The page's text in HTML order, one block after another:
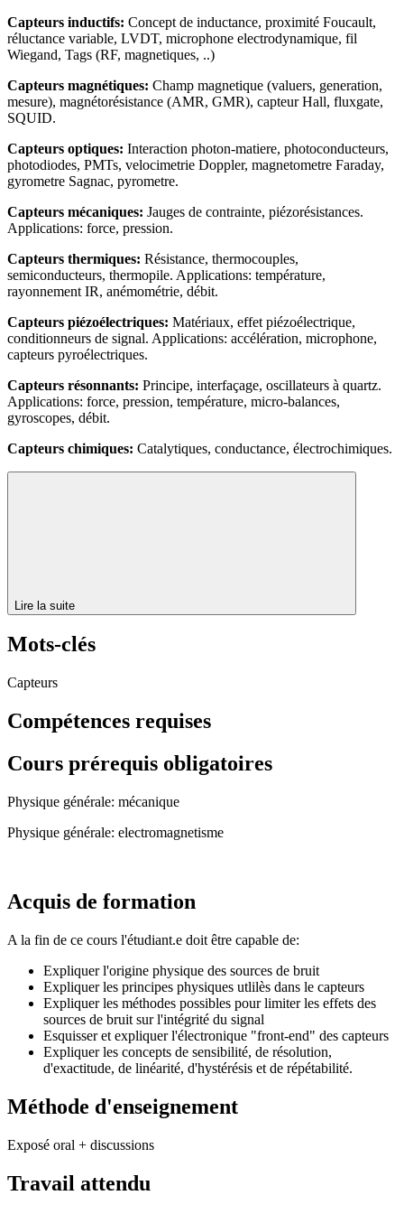
Capteurs inductifs: Concept de inductance, proximité Foucault,
réluctance variable, LVDT, microphone electrodynamique, fil
Wiegand, Tags (RF, magnetiques, ..)
Capteurs magnétiques: Champ magnetique (valuers, generation,
mesure), magnétorésistance (AMR, GMR), capteur Hall, fluxgate,
SQUID.
Capteurs optiques: Interaction photon-matiere, photoconducteurs,
photodiodes, PMTs, velocimetrie Doppler, magnetometre Faraday,
gyrometre Sagnac, pyrometre.
Capteurs mécaniques: Jauges de contrainte, piézorésistances.
Applications: force, pression.
Capteurs thermiques: Résistance, thermocouples,
semiconducteurs, thermopile. Applications: température,
rayonnement IR, anémométrie, débit.
Capteurs piézoélectriques: Matériaux, effet piézoélectrique,
conditionneurs de signal. Applications: accélération, microphone,
capteurs pyroélectriques.
Capteurs résonnants: Principe, interfaçage, oscillateurs à quartz.
Applications: force, pression, température, micro-balances,
gyroscopes, débit.
Capteurs chimiques: Catalytiques, conductance, électrochimiques.
Lire la suite
Mots-clés
Capteurs
Compétences requises
Cours prérequis obligatoires
Physique générale: mécanique
Physique générale: electromagnetisme
Acquis de formation
A la fin de ce cours l'étudiant.e doit être capable de:
Expliquer l'origine physique des sources de bruit
Expliquer les principes physiques utlilès dans le capteurs
Expliquer les méthodes possibles pour limiter les effets des
sources de bruit sur l'intégrité du signal
Esquisser et expliquer l'électronique "front-end" des capteurs
Expliquer les concepts de sensibilité, de résolution,
d'exactitude, de linéarité, d'hystérésis et de répétabilité.
Méthode d'enseignement
Exposé oral + discussions
Travail attendu